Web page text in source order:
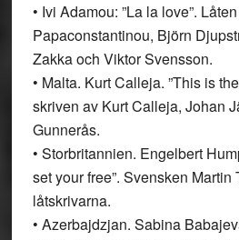
• Ivi Adamou: ”La la love”.
Papaconstantinou, Björn
Zakka och Viktor Svensson.
• Malta. Kurt Calleja. ”This is
skriven av Kurt Calleja, Johan
Gunnerås.
• Storbritannien. Engelbert
set your free”. Svensken Martin
låtskrivarna.
• Azerbajdzjan. Sabina